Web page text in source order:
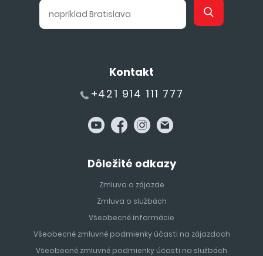
Kontakt
+421 914 111 777
Dôležité odkazy
Zmluva o zájazde
Zmluva o službách
Všeobecné informácie
Všeobecné zmluvné podmienky účasti na zájazdoch
Všeobecné zmluvné podmienky účasti na službách